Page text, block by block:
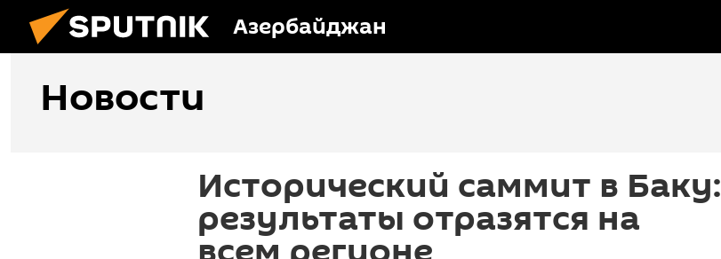
Азербайджан
Новости
Исторический саммит в Баку:
результаты отразятся на